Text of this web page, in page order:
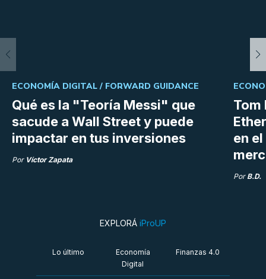
Qué es la "Teoría Messi" que
sacude a Wall Street y puede
impactar en tus inversiones
ECONOMÍA DIGITAL / FORWARD GUIDANCE
Por Víctor Zapata
Tom
en
Por B.D.
EXPLORÁ iProUP
Lo último
Economía
Digital
Finanzas 4.0